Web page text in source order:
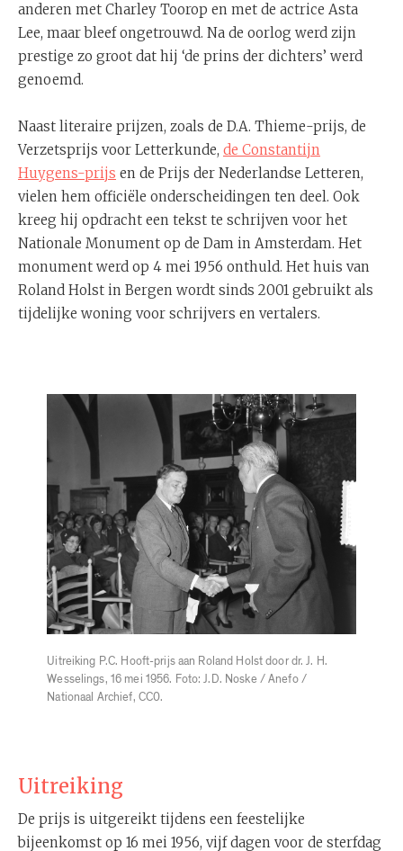
anderen met Charley Toorop en met de actrice Asta
Lee, maar bleef ongetrouwd. Na de oorlog werd zijn
prestige zo groot dat hij ‘de prins der dichters’ werd
genoemd.
Naast literaire prijzen, zoals de D.A. Thieme-prijs, de
Verzetsprijs voor Letterkunde, de Constantijn
Huygens-prijs en de Prijs der Nederlandse Letteren,
vielen hem officiële onderscheidingen ten deel. Ook
kreeg hij opdracht een tekst te schrijven voor het
Nationale Monument op de Dam in Amsterdam. Het
monument werd op 4 mei 1956 onthuld. Het huis van
Roland Holst in Bergen wordt sinds 2001 gebruikt als
tijdelijke woning voor schrijvers en vertalers.
Uitreiking P.C. Hooft-prijs aan Roland Holst door dr. J. H.
Wesselings, 16 mei 1956. Foto: J.D. Noske / Anefo /
Nationaal Archief, CC0.
Uitreiking
De prijs is uitgereikt tijdens een feestelijke
bijeenkomst op 16 mei 1956, vijf dagen voor de sterfdag